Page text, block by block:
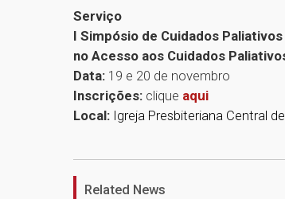
Serviço
I Simpósio de Cuidados
no Acesso aos Cuidados
Data: 19 e 20 de novembro
Inscrições: clique aqui
Local: Igreja Presbiteriana Central
Related News